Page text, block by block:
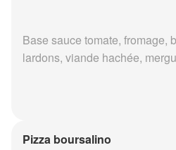
Base sauce tomate, fromage,
lardons, viande hachée,
Pizza boursalino